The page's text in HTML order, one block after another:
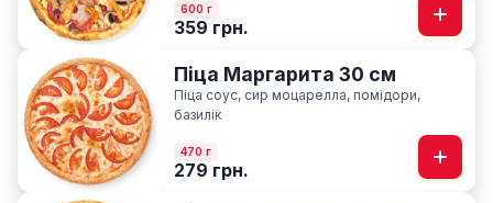
600 г
359 грн.
Піца Маргарита 30 см
Піца соус, сир моцарелла, помідори,
базилік
470 г
279 грн.